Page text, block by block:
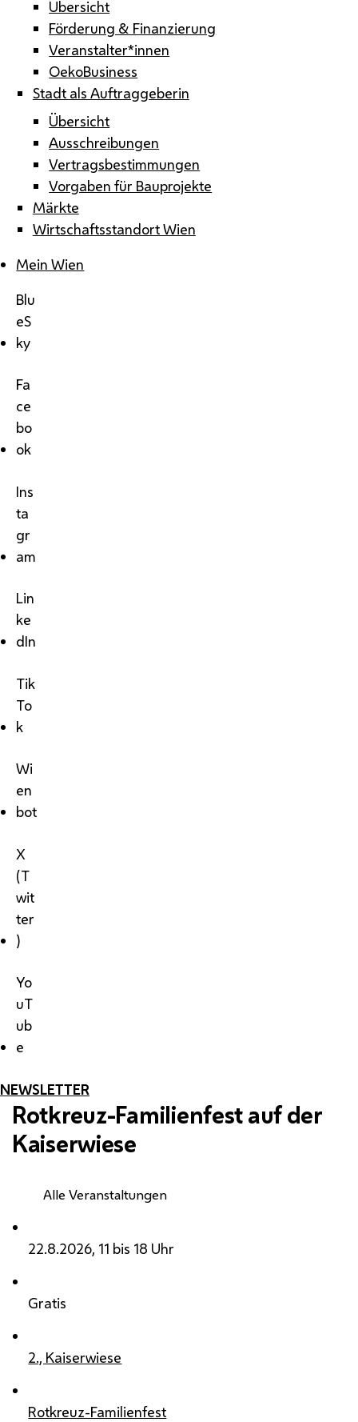
Übersicht
Förderung & Finanzierung
Veranstalter*innen
OekoBusiness
Stadt als Auftraggeberin
Übersicht
Ausschreibungen
Vertragsbestimmungen
Vorgaben für Bauprojekte
Märkte
Wirtschaftsstandort Wien
Mein Wien
Blu
eS
ky
Fa
ce
bo
ok
Ins
ta
gr
am
Lin
ke
dIn
Tik
To
k
Wi
en
bot
X
(T
wit
ter
)
Yo
uT
ub
e
NEWSLETTER
Rotkreuz-Familienfest auf der
Kaiserwiese
Alle Veranstaltungen
22.8.2026, 11 bis 18 Uhr
Gratis
2., Kaiserwiese
Rotkreuz-Familienfest